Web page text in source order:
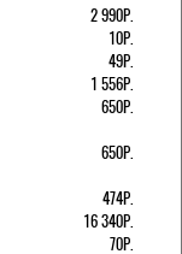
2 990Р.
10Р.
49Р.
1 556Р.
650Р.
650Р.
474Р.
16 340Р.
70Р.